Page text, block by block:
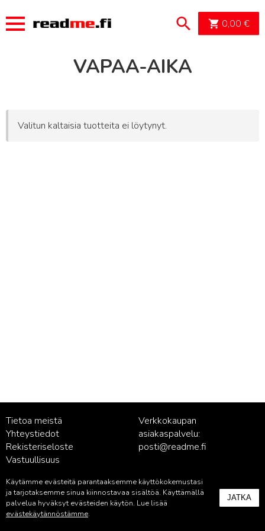
0,00 €
VAPAA-AIKA
Valitun kaltaisia tuotteita ei löytynyt.
Tietoa meistä
Yhteystiedot
Rekisteriseloste
Vastuullisuus
Verkkokaupan
asiakaspalvelu:
posti@readme.fi
Kustantamon asiakaspalvelu:
palvelu@readme.fi
Käytämme evästeitä parantaaksemme käyttökokemustasi
ja tarjotaksemme sinua kiinnostavaa sisältöä. Käyttämällä
palvelua hyväksyt evästeiden käytön. Lue lisää
evästekäytännöstämme.
JATKA